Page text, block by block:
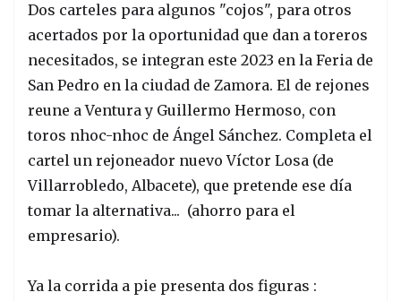
Dos carteles para algunos "cojos", para otros
acertados por la oportunidad que dan a toreros
necesitados, se integran este 2023 en la Feria de
San Pedro en la ciudad de Zamora. El de rejones
reune a Ventura y Guillermo Hermoso, con
toros nhoc-nhoc de Ángel Sánchez. Completa el
cartel un rejoneador nuevo Víctor Losa (de
Villarrobledo, Albacete), que pretende ese día
tomar la alternativa... (ahorro para el
empresario).
Ya la corrida a pie presenta dos figuras :